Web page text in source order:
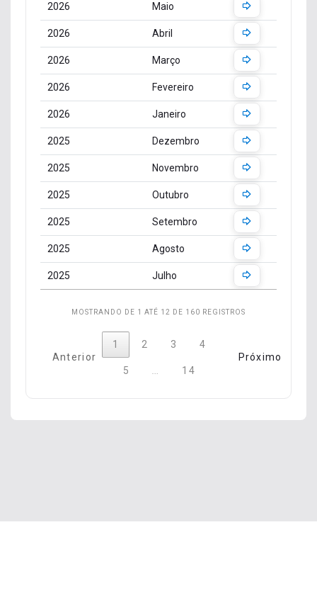
2026 Maio
2026 Abril
2026 Março
2026 Fevereiro
2026 Janeiro
2025 Dezembro
2025 Novembro
2025 Outubro
2025 Setembro
2025 Agosto
2025 Julho
MOSTRANDO DE 1 ATÉ 12 DE 160 REGISTROS
Anterior
1 2 3 4
5 … 14
Próximo